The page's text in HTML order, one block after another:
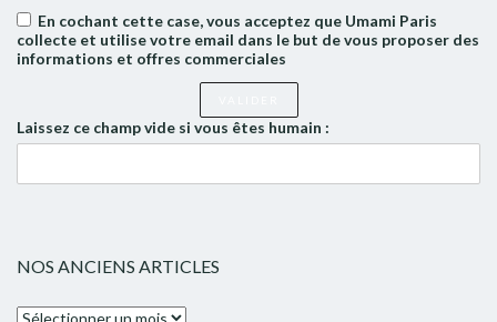
En cochant cette case, vous acceptez que Umami Paris
collecte et utilise votre email dans le but de vous proposer des
informations et offres commerciales
Laissez ce champ vide si vous êtes humain :
NOS ANCIENS ARTICLES
Nos